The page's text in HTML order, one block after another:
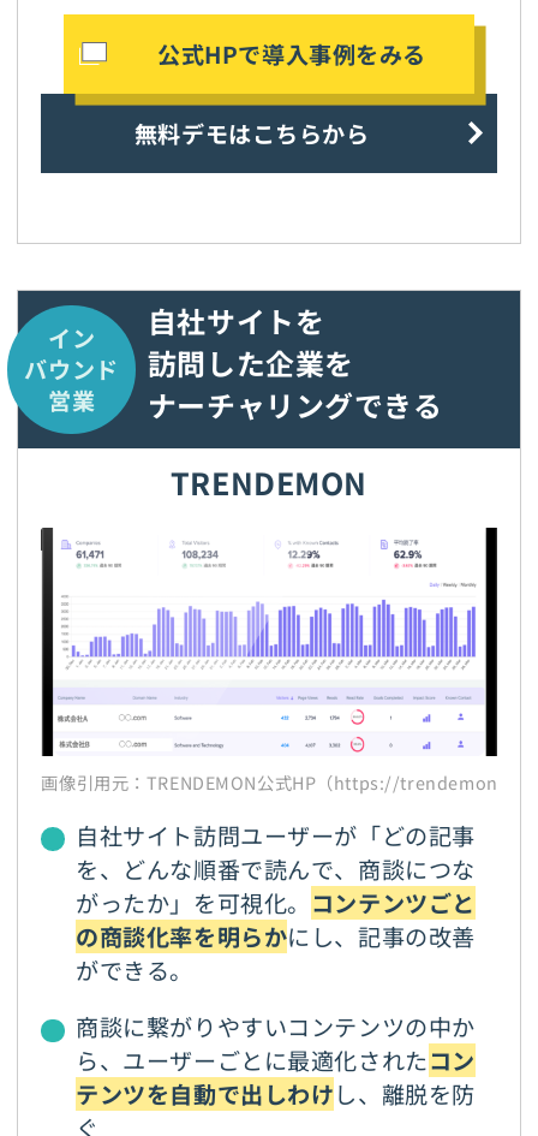
公式HPで導入事例をみる
無料デモはこちらから
イン
バウンド
営業
自社サイトを
訪問した企業を
ナーチャリングできる
TRENDEMON
画像引用元：TRENDEMON公式HP（https://trendemon.jp/
自社サイト訪問ユーザーが「どの記事
を、どんな順番で読んで、商談につな
がったか」を可視化。 コンテンツごと
の商談化率を明らかにし、記事の改善
ができる。
商談に繋がりやすいコンテンツの中か
ら、ユーザーごとに最適化されたコン
テンツを自動で出しわけし、離脱を防
ぐ